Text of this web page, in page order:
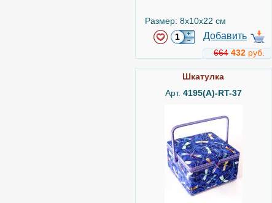
Размер: 8x10x22 см
Добавить
664 432 руб.
Шкатулка
Арт. 4195(А)-RT-37